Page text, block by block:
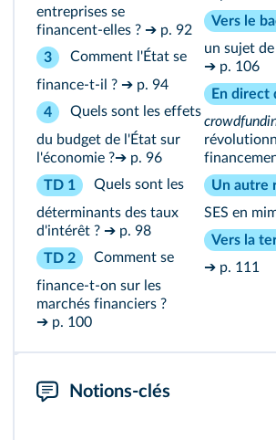
entreprises se
financent‑elles ? ➔ p. 92
3
Comment l'État se
finance‑t‑il ? ➔ p. 94
4
Quels sont les effets
du budget de l'État sur
l'économie ?➔ p. 96
TD 1
Quels sont les
déterminants des taux
d'intérêt ? ➔ p. 98
TD 2
Comment se
finance‑t‑on sur les
marchés financiers ?
➔ p. 100
Vers le
un sujet
➔ p. 106
En direct
Un autre
SES en
Vers la
➔ p. 111
Notions-clés